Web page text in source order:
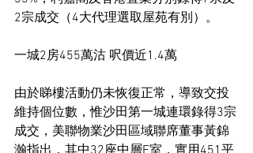
2宗成交（4大代理選取屋苑有別）。
一城2房455萬沽 呎價近1.4萬
由於睇樓活動仍未恢復正常，導致交投
維持個位數，惟沙田第一城連環錄得3宗
成交，美聯物業沙田區域聯席董事黃錦